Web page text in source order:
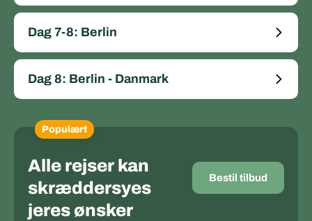
Dag 7-8: Berlin
Dag 8: Berlin - Danmark
Populært
Alle rejser kan
skræddersyes
jeres ønsker
Bestil tilbud